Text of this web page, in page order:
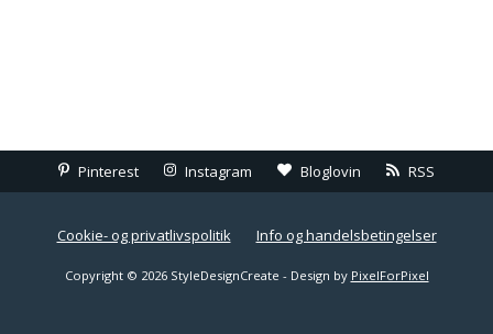
Pinterest Instagram Bloglovin RSS
Cookie- og privatlivspolitik Info og handelsbetingelser
Copyright © 2026 StyleDesignCreate - Design by PixelForPixel